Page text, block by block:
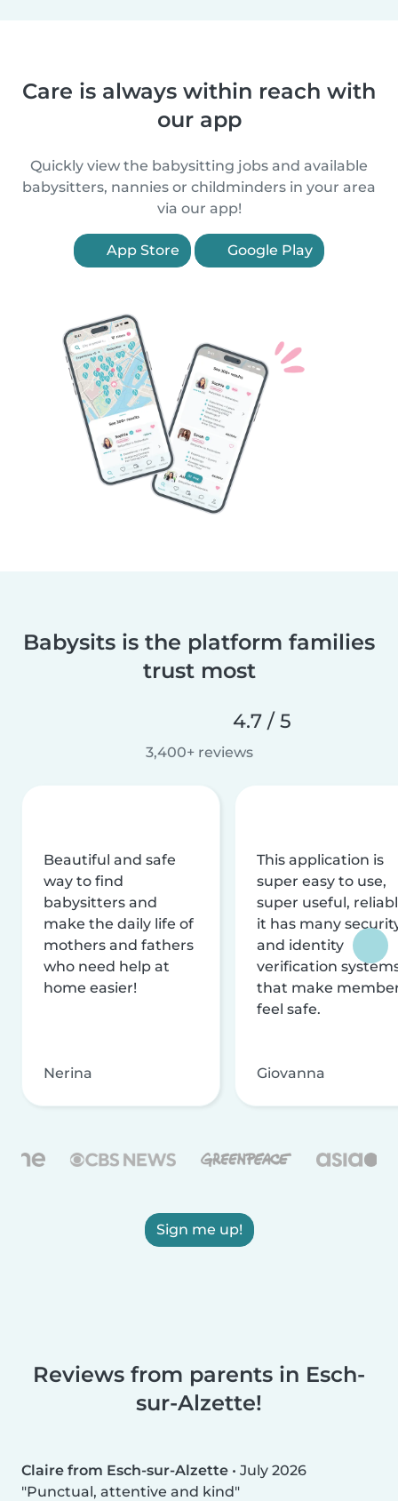
Care is always within reach with
our app
Quickly view the babysitting jobs and available
babysitters, nannies or childminders in your area
via our app!
App Store Google Play
Babysits is the platform families
trust most
4.7 / 5
3,400+ reviews
Beautiful and safe
way to find
babysitters and
make the daily life of
mothers and fathers
who need help at
home easier!
Nerina
This application is
super easy to use,
super useful,
it has many
and identity
verification
that make
feel safe.
Giovanna
Sign me up!
Reviews from parents in Esch-
sur-Alzette!
Claire from Esch-sur-Alzette • July 2026
Punctual, attentive and kind